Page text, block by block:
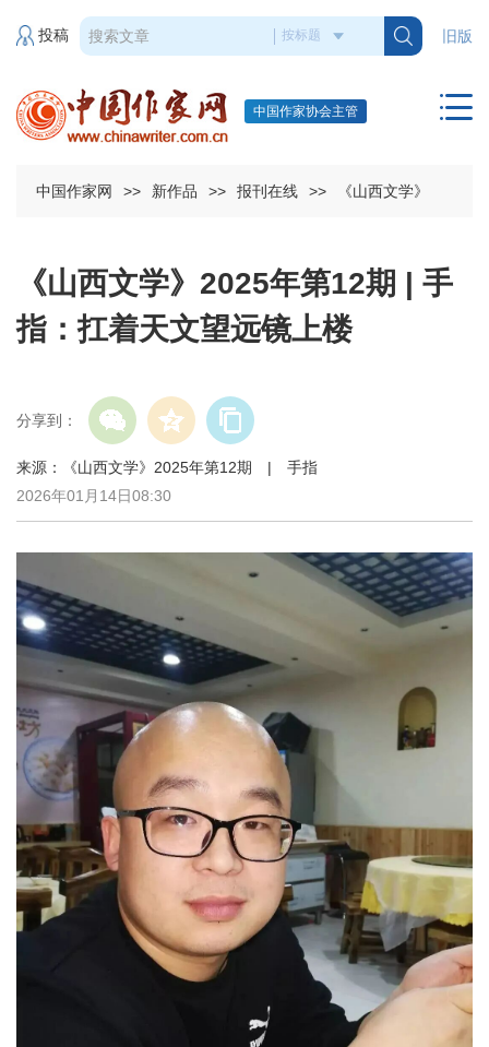
旧版
投稿
中国作家协会主管
中国作家网 >> 新作品 >> 报刊在线 >> 《山西文学》
《山西文学》2025年第12期 | 手
指：扛着天文望远镜上楼
分享到：
来源：《山西文学》2025年第12期 | 手指
2026年01月14日08:30